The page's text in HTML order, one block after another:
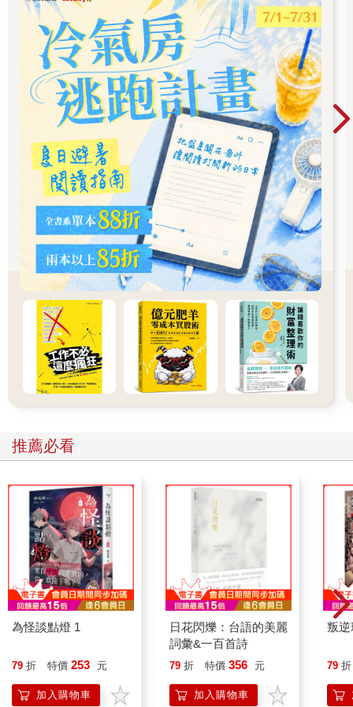
牠們的人肉坐墊。
反過來，你也可以試著讓貓照你的意思做。
雖然很難，但說服貓咪是辦得到的。一旦你能說服貓，要說
服人類就輕而易舉了。你只需要學會本書傳授的說服技巧，我們
會教你：
展開有智慧的對話，這是少數幾件跟貓做比跟人做更容易的事。
講道理，即使對方粗魯又不講理。
拆解邏輯謬誤，就像清理糾結的毛球。
善用肢體語言，貓非常擅長這點。
掌握得體分寸，無論面對貓、創投業者，還是一般人，都能恰如
其分地融入。
學會掠食者把握時機的智慧，伺機而動。
讓對方照你的意思開始行動，或停止某個行為。
贏得任何生物的尊重與忠誠。
達成這些目標的技巧，源自亞里斯多德與其他說服大師的智
慧。我們希望這本書能幫你更快熟練說服術。即使貓咪不易搞
定，但書中的方法其實很簡單。一旦你熟練這些技巧，可以考慮
看我的另一本著作《說理》（Thank You for Arguing），更深入了
解說服的技巧。
現在，請放輕鬆。講理未必得張牙舞爪、劍拔弩張。別忘
了，適時釋出善意，往往能化解許多對立。誠如下一章所述：化
解分歧，往往是從和顏悅色開始。
（更多精彩內容請見本書。）
推薦必看
為怪談點燈 1
79 折 特價 253 元
加入購物車
日花閃爍：台語的美麗
詞彙&一百首詩
79 折 特價 356 元
加入購物車
叛逆
79 折